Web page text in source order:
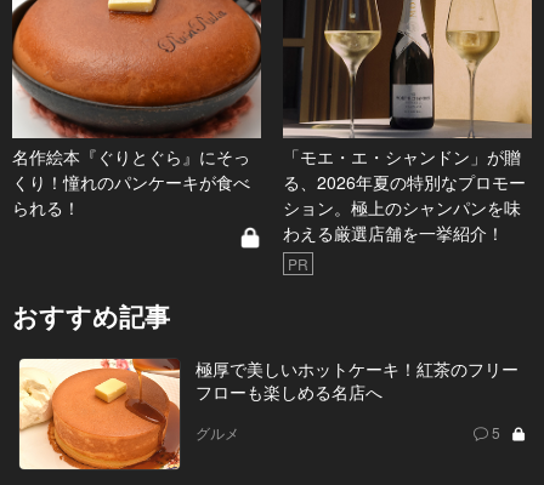
名作絵本『ぐりとぐら』にそっ
くり！憧れのパンケーキが食べ
られる！
「モエ・エ・シャンドン」が贈
る、2026年夏の特別なプロモー
ション。極上のシャンパンを味
わえる厳選店舗を一挙紹介！
PR
おすすめ記事
極厚で美しいホットケーキ！紅茶のフリー
フローも楽しめる名店へ
グルメ 5